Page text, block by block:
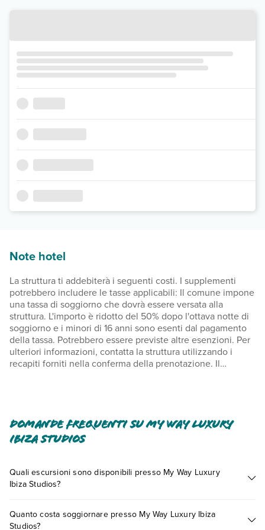
Note hotel
La struttura ti addebiterà i seguenti costi. I supplementi
potrebbero includere le tasse applicabili: Il comune impone
una tassa di soggiorno che dovrà essere versata alla
struttura. L'importo è ridotto del 50% dopo l'ottava notte di
soggiorno e i minori di 16 anni sono esenti dal pagamento
della tassa. Potrebbero essere previste altre esenzioni. Per
ulteriori informazioni, contatta la struttura utilizzando i
recapiti forniti nella conferma della prenotazione. Il
una tassa di soggiorno: dal 1 maggio al 31 ottobre, 3.30 EUR
a persona, a notte, fino a un massimo di 9 notti, e 1.65 EUR
per i periodi più lunghi. Questa tassa non si applica agli
ci ha comunicato la struttura. Costo colazione continentale:
15 EUR per gli adulti e 15 EUR per i bambini (importi
che questo elenco non sia completo. Tariffe e depositi
Domande frequenti su My Way Luxury
Ibiza Studios
Quali escursioni sono disponibili presso My Way Luxury
Ibiza Studios?
presso My Way Luxury Ibiza Studios. Scoprile tutte nella
Quanto costa soggiornare presso My Way Luxury Ibiza
Studios?